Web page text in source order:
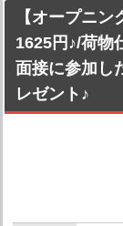
【オープニ
1625円♪/荷物
面接に参加し
レゼント♪